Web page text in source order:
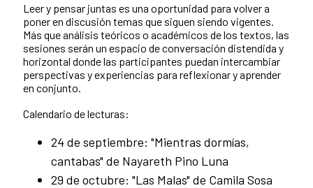
Leer y pensar juntas es una oportunidad para volver a
poner en discusión temas que siguen siendo vigentes.
Más que análisis teóricos o académicos de los textos, las
sesiones serán un espacio de conversación distendida y
horizontal donde las participantes puedan intercambiar
perspectivas y experiencias para reflexionar y aprender
en conjunto.
Calendario de lecturas:
24 de septiembre: "Mientras dormías,
cantabas" de Nayareth Pino Luna
29 de octubre: "Las Malas" de Camila Sosa